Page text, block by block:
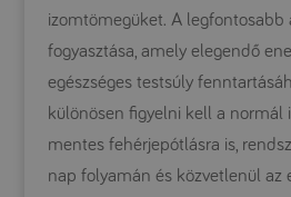
izomtömegüket. A legfontosabb
fogyasztása, amely elegendő
egészséges testsúly
különösen figyelni kell a normál
mentes fehérjepótlásra is,
nap folyamán és közvetlenül az